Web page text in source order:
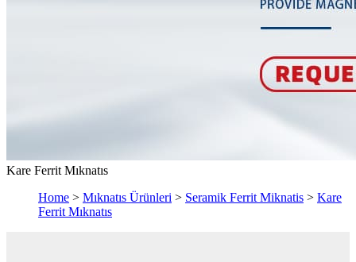
Kare Ferrit Mıknatıs
Home > Mıknatıs Ürünleri > Seramik Ferrit Miknatis > Kare
Ferrit Mıknatıs